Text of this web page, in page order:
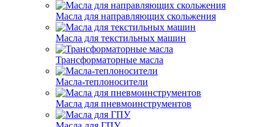
Масла для направляющих скольжения
Масла для текстильных машин
Трансформаторные масла
Масла-теплоносители
Масла для пневмоинструментов